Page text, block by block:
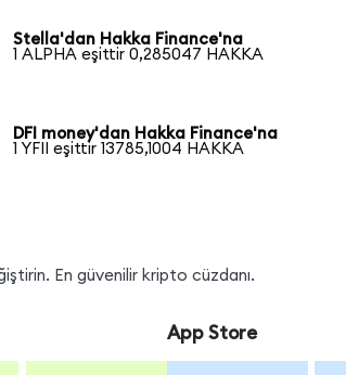
Stella'dan Hakka Finance'na
1 ALPHA eşittir 0,285047 HAKKA
DFI money'dan Hakka Finance'na
1 YFII eşittir 13785,1004 HAKKA
En güvenilir kripto cüzdanı.
App Store